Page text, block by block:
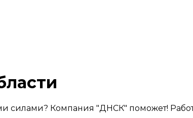
силами? Компания "ДНСК" поможет!